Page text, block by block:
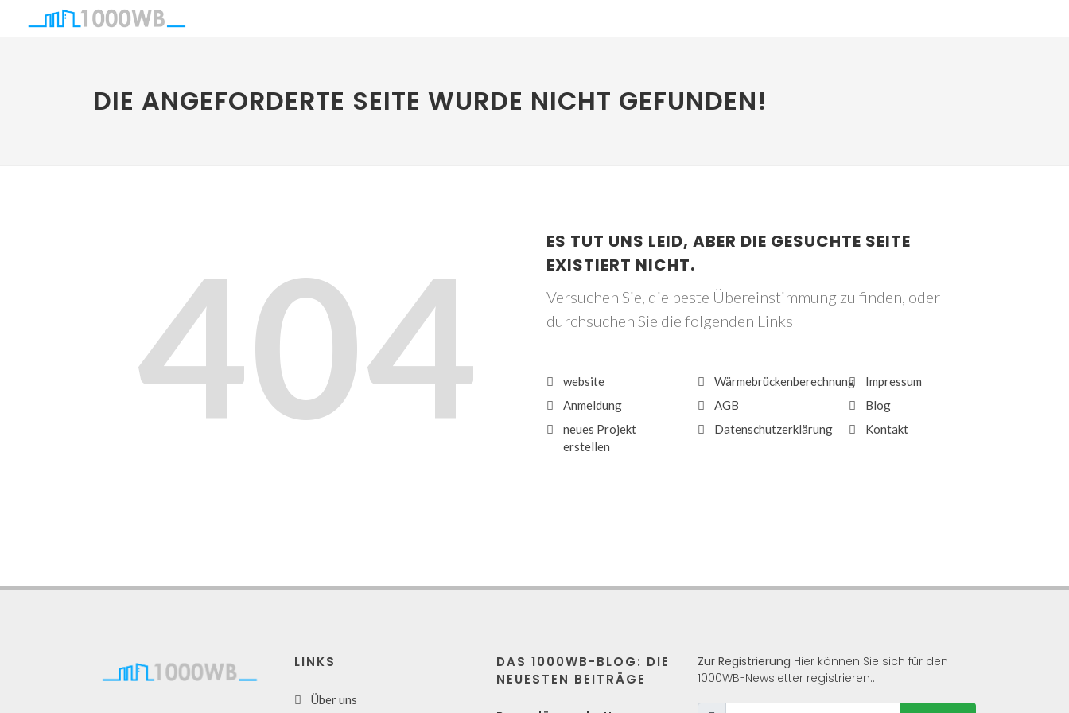
DIE ANGEFORDERTE SEITE WURDE NICHT GEFUNDEN!
404
ES TUT UNS LEID, ABER DIE GESUCHTE SEITE
EXISTIERT NICHT.
Versuchen Sie, die beste Übereinstimmung zu finden, oder
durchsuchen Sie die folgenden Links
website
Anmeldung
neues Projekt
erstellen
Wärmebrückenberechnung
AGB
Datenschutzerklärung
Impressum
Blog
Kontakt
LINKS
Über uns
DAS 1000WB-BLOG: DIE
NEUESTEN BEITRÄGE
Zur Registrierung Hier können Sie sich für den
1000WB-Newsletter registrieren.: